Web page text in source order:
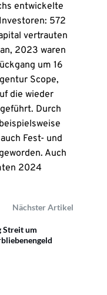
entwickelte
572
vertrauten
2023 waren
um 16
Scope,
die wieder
Durch
Fest- und
Auch
2024
Nächster Artikel
Streit um